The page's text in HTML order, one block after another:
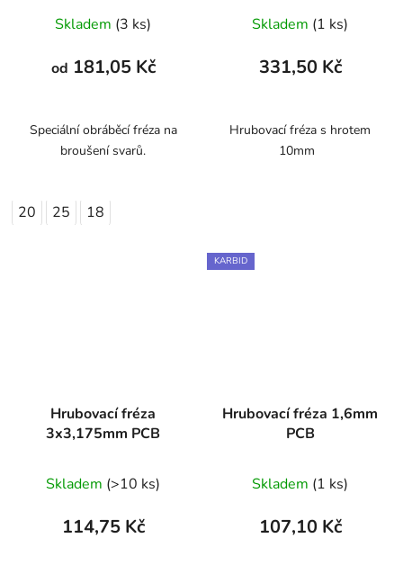
Skladem (3 ks)
od 181,05 Kč
Speciální obráběcí fréza na
broušení svarů.
20 25 18
Skladem (1 ks)
331,50 Kč
Hrubovací fréza s hrotem
10mm
Hrubovací fréza
3x3,175mm PCB
Skladem (>10 ks)
114,75 Kč
KARBID
Hrubovací fréza 1,6mm
PCB
Skladem (1 ks)
107,10 Kč